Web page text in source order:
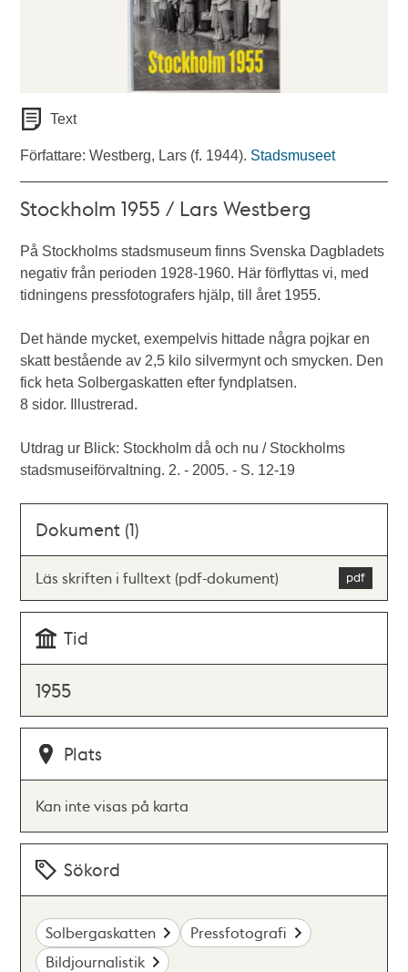
Text
Författare: Westberg, Lars (f. 1944). Stadsmuseet
Stockholm 1955 / Lars Westberg
På Stockholms stadsmuseum finns Svenska Dagbladets
negativ från perioden 1928-1960. Här förflyttas vi, med
tidningens pressfotografers hjälp, till året 1955.
Det hände mycket, exempelvis hittade några pojkar en
skatt bestående av 2,5 kilo silvermynt och smycken. Den
fick heta Solbergaskatten efter fyndplatsen.
8 sidor. Illustrerad.
Utdrag ur Blick: Stockholm då och nu / Stockholms
stadsmuseiförvaltning. 2. - 2005. - S. 12-19
Dokument (1)
Läs skriften i fulltext (pdf-dokument)
Tid
1955
Plats
Kan inte visas på karta
Sökord
Solbergaskatten
Pressfotografi
Bildjournalistik